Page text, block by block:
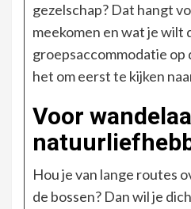
gezelschap? Dat hangt
meekomen en wat je wilt
groepsaccommodatie op
het om eerst te kijken
Voor
Hou je van lange routes
de bossen? Dan wil je